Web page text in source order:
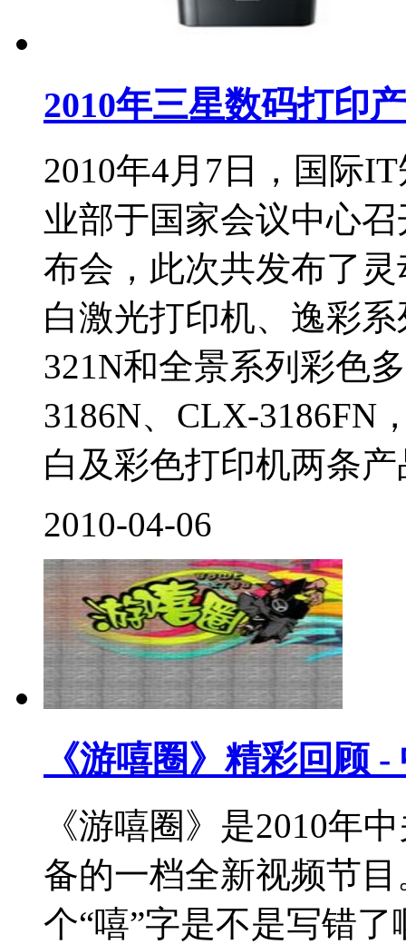
2010年三星数码打印
2010年4月7日，国际
业部于国家会议中心
布会，此次共发布了
白激光打印机、逸彩
321N和全景系列彩色
3186N、CLX-3186FN
白及彩色打印机两条
2010-04-06
《游嘻圈》精彩回顾
《游嘻圈》是2010年
备的一档全新视频节
个“嘻”字是不是写错